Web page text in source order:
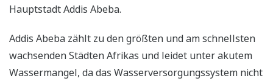
Hauptstadt Addis Abeba.
Addis Abeba zählt zu den größten und am schnellsten
wachsenden Städten Afrikas und leidet unter akutem
Wassermangel, da das Wasserversorgungssystem nicht